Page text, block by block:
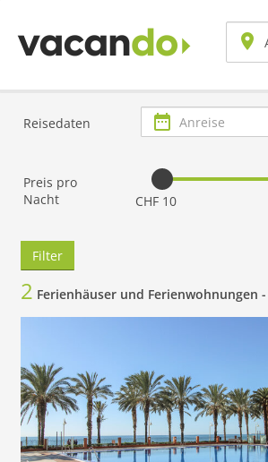
Reisedaten Anreise
Preis pro
Nacht
CHF 10
Filter
2 Ferienhäuser und Ferienwohnungen -